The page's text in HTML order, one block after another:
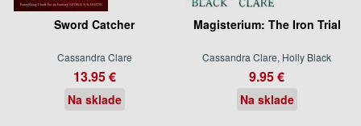
Sword Catcher
Cassandra Clare
13.95 €
Na sklade
Magisterium: The Iron Trial
Cassandra Clare, Holly Black
9.95 €
Na sklade